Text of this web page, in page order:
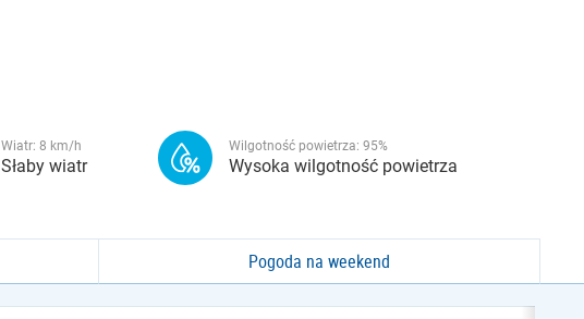
Wiatr: 8 km/h
Słaby wiatr
Wilgotność powietrza: 95%
Wysoka wilgotność powietrza
Pogoda na weekend